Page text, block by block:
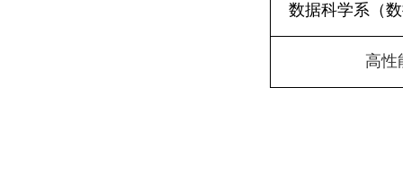
数据科学系（
高性